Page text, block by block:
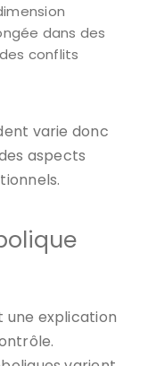
dans des
conflits
varie donc
aspects
une explication